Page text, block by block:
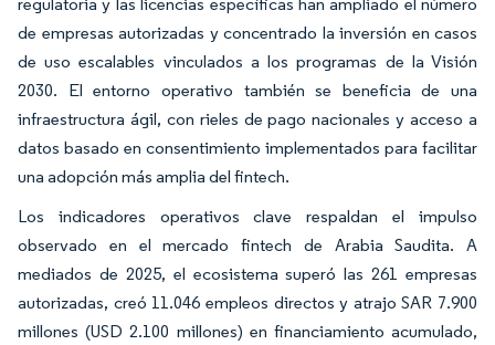
de empresas autorizadas y concentrado la inversión en casos
de uso escalables vinculados a los programas de la Visión
2030. El entorno operativo también se beneficia de una
infraestructura ágil, con rieles de pago nacionales y acceso a
datos basado en consentimiento implementados para facilitar
una adopción más amplia del fintech.
Los indicadores operativos clave respaldan el impulso
observado en el mercado fintech de Arabia Saudita. A
mediados de 2025, el ecosistema superó las 261 empresas
autorizadas, creó 11.046 empleos directos y atrajo SAR 7.900
millones (USD 2.100 millones) en financiamiento acumulado,